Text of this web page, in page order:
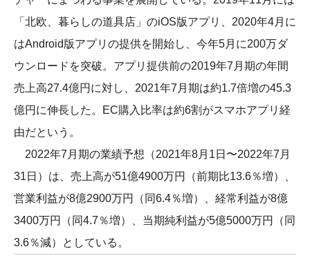
「北欧、暮らしの道具店」のiOS版アプリ、2020年4月に
はAndroid版アプリの提供を開始し、今年5月に200万ダ
ウンロードを突破。アプリ提供前の2019年7月期の年間
売上高27.4億円に対し、2021年7月期は約1.7倍増の45.3
億円に伸長した。EC購入比率は約6割がスマホアプリ経
由だという。
2022年7月期の業績予想（2021年8月1日〜2022年7月
31日）は、売上高が51億4900万円（前期比13.6％増）、
営業利益が8億2900万円（同6.4％増）、経常利益が8億
3400万円（同4.7％増）、当期純利益が5億5000万円（同
3.6％減）としている。